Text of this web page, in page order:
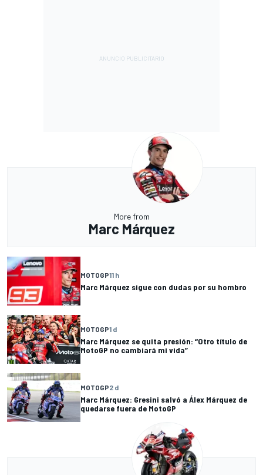
More from
Marc Márquez
MOTOGP11 h
Marc Márquez sigue con dudas por su hombro
MOTOGP1 d
Marc Márquez se quita presión: “Otro título de
MotoGP no cambiará mi vida”
MOTOGP2 d
Marc Márquez: Gresini salvó a Álex Márquez de
quedarse fuera de MotoGP